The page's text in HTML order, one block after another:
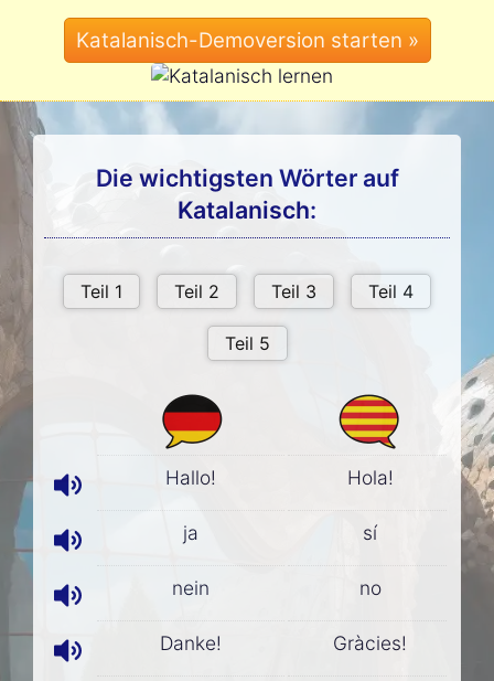
Die wichtigsten Wörter auf
Katalanisch:
Hallo! Hola!
ja sí
nein no
Danke! Gràcies!